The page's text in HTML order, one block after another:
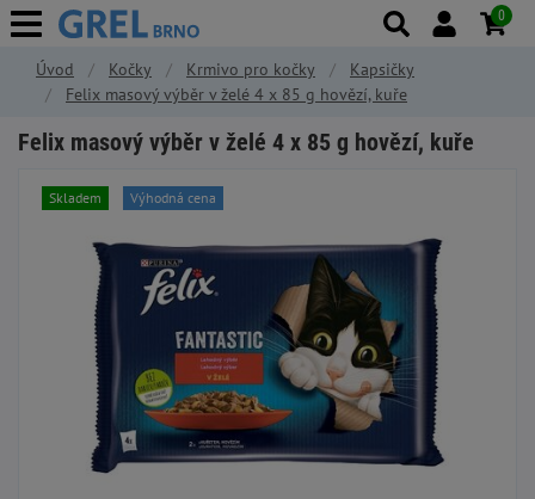
Úvod Kočky Krmivo pro kočky
Kapsičky
Felix masový výběr v želé 4 x 85 g hovězí, kuře
Felix masový výběr v želé 4 x 85 g hovězí, kuře
Skladem Výhodná cena
0